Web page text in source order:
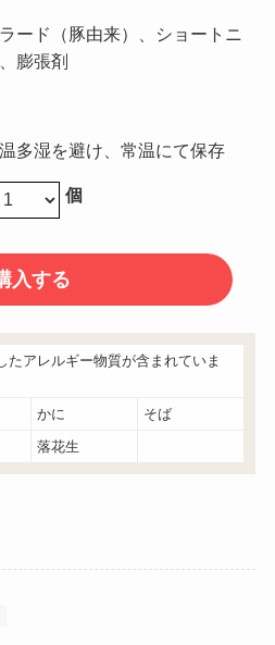
ード（豚由来）、ショートニ
膨張剤
多湿を避け、常温にて保存
個
たアレルギー物質が含まれていま
かに
そば
落花生